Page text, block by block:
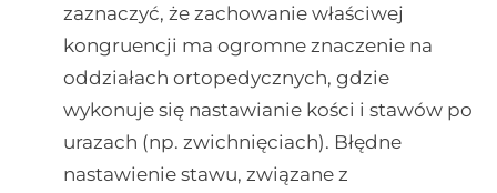
zaznaczyć, że zachowanie właściwej
kongruencji ma ogromne znaczenie na
oddziałach ortopedycznych, gdzie
wykonuje się nastawianie kości i stawów po
urazach (np. zwichnięciach). Błędne
nastawienie stawu, związane z